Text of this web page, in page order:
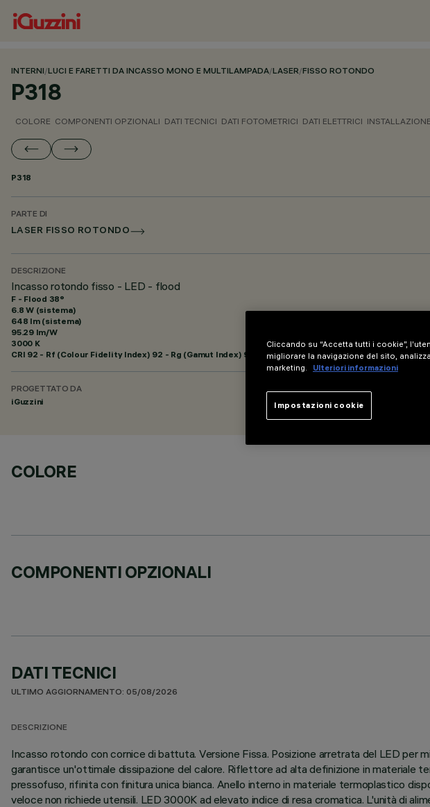
INTERNI/LUCI E FARETTI DA INCASSO MONO E MULTILAMPADA/LASER/FISSO ROTONDO
P318
COLORE COMPONENTI OPZIONALI DATI TECNICI DATI FOTOMETRICI DATI ELETTRICI INSTALLAZIONE
P318
PARTE DI
LASER FISSO ROTONDO
DESCRIZIONE
Incasso rotondo fisso - LED - flood
F - Flood 38°
6.8 W (sistema)
648 lm (sistema)
95.29 lm/W
3000 K
CRI 92 - Rf (Colour Fidelity Index) 92 - Rg (Gamut Index) 99
PROGETTATO DA
iGuzzini
COLORE
COMPONENTI OPZIONALI
DATI TECNICI
ULTIMO AGGIORNAMENTO: 05/08/2026
DESCRIZIONE
Incasso rotondo con cornice di battuta. Versione Fissa. Posizione arretrata del LED per
garantisce un'ottimale dissipazione del calore. Riflettore ad alta definizione in
pressofuso, rifinita con finitura unica bianca. Anello interno in materiale termoplastico
veloce non richiede utensili. LED 3000K ad elevato indice di resa cromatica. L'unità di
Cliccando su “Accetta tutti i cookie”,
migliorare la navigazione del sito,
marketing.
Ulteriori informazioni
Impostazioni cookie